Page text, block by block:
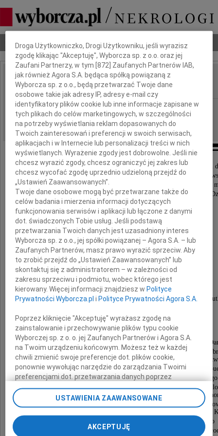
Nekrologi Odeszli Poradnik pogrzebowy
IMIĘ I NAZWISKO: Tadeusz Pułka
REGION: Częstochowa
DATA EMISJI: 11.10.2013
Wszystkim, którzy w tak bolesnych dla nas chwilach
z nami smutek i żal, okazali wiele serca, duchowego
współczucia i życzliwości oraz wzięli tak liczny udział we
i ceremonii pogrzebowej ukochanego Męża, Ojca i
Tadeusza Pułki
serdeczne podziękowania składa pogrążona w
rodzina
Ks. kan. Henrykowi Duszy, Proboszczowi Parafii w
oraz pozostałym Kapłanom biorącym udział w
świętej; Władzom powiatu kłobuckiego; Pracownikom
w Kłobucku i Powiatowego Zarządu Dróg w
Władzom wszystkich gmin powiatu kłobuckiego
oraz Pracownikom urzędów gmin;
Zarządu Oddziału Powiatowego ZOSP RP w Kłobucku oraz
z terenu powiatu kłobuckiego; Przedstawicielom
Pożarnej w Kłobucku i Komendy Powiatowej Policji w
Delegacjom Polskiego Stronnictwa Ludowego
i Agencji Modernizacji i Restrukturyzacji Rolnictwa,
Dbamy o Twoją prywatność
Droga Użytkowniczko, Drogi Użytkowniku, jeśli wyrazisz
zgodę klikając "Akceptuję", Wyborcza sp. z o.o. oraz jej
Zaufani Partnerzy, w tym [872] Zaufanych Partnerów IAB,
jak również Agora S.A. będąca spółką powiązaną z
Wyborcza sp. z o.o., będą przetwarzać Twoje dane
osobowe takie jak adresy IP, adresy e-mail czy
identyfikatory plików cookie lub inne informacje zapisane w
tych plikach do celów marketingowych, w szczególności
na potrzeby wyświetlania reklam dopasowanych do
Twoich zainteresowań i preferencji w swoich serwisach,
aplikacjach i w Internecie lub personalizacji treści w nich
wyświetlanych. Wyrażenie zgody jest dobrowolne. Jeśli nie
chcesz wyrazić zgody, chcesz ograniczyć jej zakres lub
chcesz wycofać zgodę uprzednio udzieloną przejdź do
„Ustawień Zaawansowanych”.
Twoje dane osobowe mogą być przetwarzane także do
celów badania i mierzenia informacji dotyczących
funkcjonowania serwisów i aplikacji lub łączone z danymi
dot. świadczonych Tobie usług. Jeśli podstawą
przetwarzania Twoich danych jest uzasadniony interes
Wyborcza sp. z o.o., jej spółki powiązanej – Agora S.A. – lub
Zaufanych Partnerów, masz prawo wyrazić sprzeciw. Aby
to zrobić przejdź do „Ustawień Zaawansowanych” lub
skontaktuj się z administratorem – w zależności od
zakresu sprzeciwu i podmiotu, wobec którego jest
kierowany. Więcej informacji znajdziesz wPolityce
Prywatności Wyborcza.pl iPolityce Prywatności Agora S.A.
Poprzez kliknięcie "Akceptuję" wyrażasz zgodę na
zainstalowanie i przechowywanie plików typu cookie
Wyborczej sp. z o. o. jej Zaufanych Partnerów i Agora S.A.
na Twoim urządzeniu końcowym. Możesz też w każdej
chwili zmienić swoje preferencje dot. plików cookie,
ponownie wywołując narzędzie do zarządzania Twoimi
preferencjami dot. przetwarzania danych poprzez
odnośnik „Ustawienia prywatności” w stopce serwisu i
przechodząc do sekcji „Ustawienia zaawansowane”.
Zmiana ustawień plików cookie możliwa jest także za
pomocą ustawień przeglądarki.
USTAWIENIA ZAAWANSOWANE
AKCEPTUJĘ